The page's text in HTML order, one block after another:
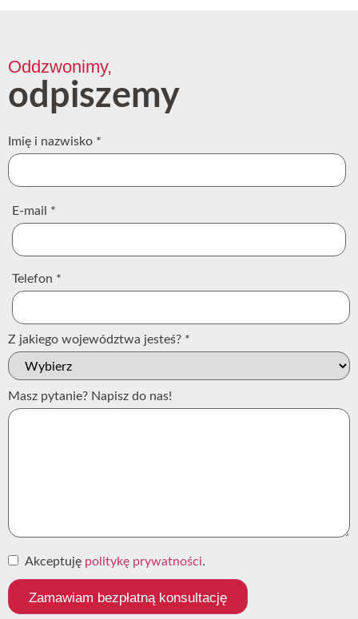
Oddzwonimy,
odpiszemy
Imię i nazwisko *
E-mail *
Telefon *
Z jakiego województwa jesteś? *
Masz pytanie? Napisz do nas!
Akceptuję politykę prywatności.
Zamawiam bezpłatną konsultację